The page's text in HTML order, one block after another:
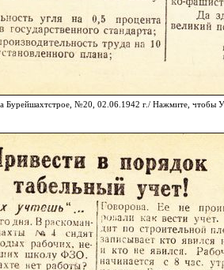
на Бурейшахтстрое, №20, 02.06.1942 г./ Нажмите,